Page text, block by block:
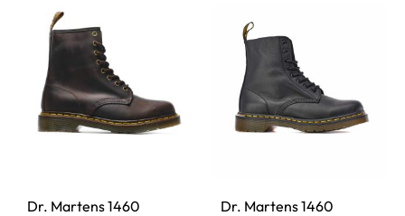
Dr. Martens 1460 Dr. Martens 1460